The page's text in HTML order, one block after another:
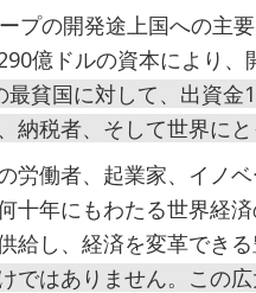
プの開発途上国への主
億ドルの資本により
最貧国に対して、出資
納税者、そして世界に
労働者、起業家、イノ
十年にもわたる世界経
給し、経済を変革でき
ではありません。この